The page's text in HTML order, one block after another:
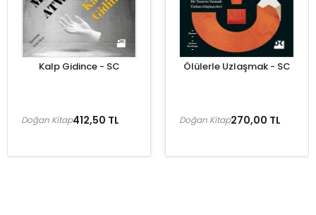
Kalp Gidince - SC
412,50 TL
Doğan Kitap
Ölülerle Uzlaşmak - SC
270,00 TL
Doğan Kitap